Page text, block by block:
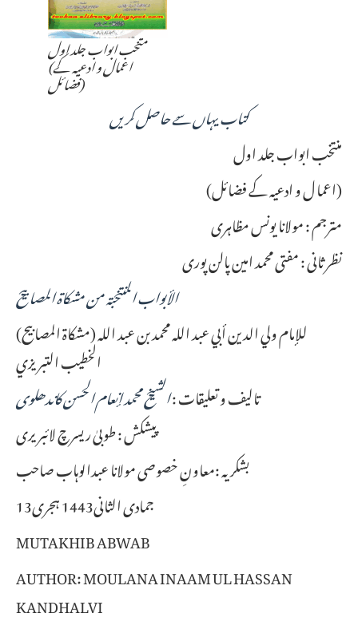
متخب ابواب جلد اول
(اعمال و ادعیہ کے
فضائل)
کتاب یہاں سے حاصل کریں
منتخب ابواب جلد اول
(اعما ل و ادعیہ کے فضائل)
مترجم : مولانا یونس مظاہری
نظر ثانی : مفتی محمد امین پالن پوری
الأبواب المنتخبة من مشكاة المصابيح
(مشكاة المصابيح) للإمام ولي الدين أبي عبد الله محمد بن عبد الله
الخطيب التبريزي
تالیف و تعلیقات :الشيخ محمد إنعام الحسن کاندھلوی
پیشکش : طوبیٰ ریسرچ لائبریری
بشکریہ :معاونِ خصوصی مولانا عبدالوہاب صاحب
13جمادی الثانی1443 ہجری
MUTAKHIB ABWAB
AUTHOR: MOULANA INAAM UL HASSAN
KANDHALVI